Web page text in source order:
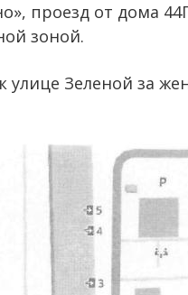
проезд от дома
зоной.
Зеленой за